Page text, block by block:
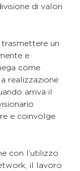
di valori
un
e
come
realizzazione
arriva il
e coinvolge
con l’utilizzo
il lavoro